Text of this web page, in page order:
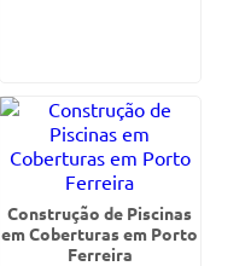
Construção de Piscinas
em Coberturas em Porto
Ferreira